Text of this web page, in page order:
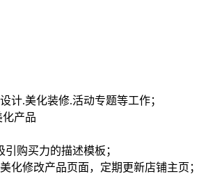
计.美化装修.活动专题等工作；
产品
购买力的描述模板；
化修改产品页面，定期更新店铺主页；